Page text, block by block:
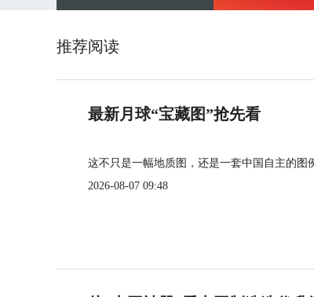
推荐阅读
最新月球“宝藏图”抢先看
这不只是一幅地质图，还是一套中国自主的图
2026-08-07 09:48